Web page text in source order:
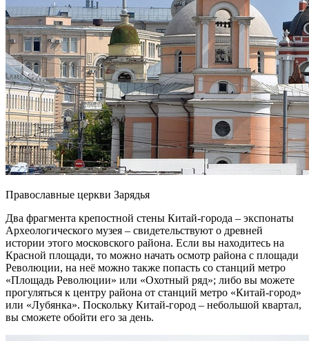
Православные церкви Зарядья
Два фрагмента крепостной стены Китай-города – экспонаты
Археологического музея – свидетельствуют о древней
истории этого московского района. Если вы находитесь на
Красной площади, то можно начать осмотр района с площади
Революции, на неё можно также попасть со станций метро
«Площадь Революции» или «Охотный ряд»; либо вы можете
прогуляться к центру района от станций метро «Китай-город»
или «Лубянка». Поскольку Китай-город – небольшой квартал,
вы сможете обойти его за день.